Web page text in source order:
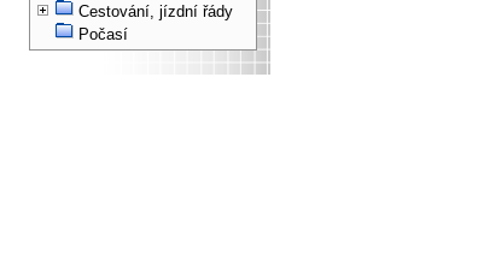
Cestování, jízdní řády
Počasí